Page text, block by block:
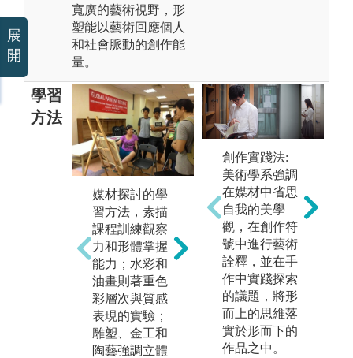
寬廣的藝術視野，形
塑能以藝術回應個人
和社會脈動的創作能
量。
學習
方法
媒材探討的學
習方法，素描
課程訓練觀察
力和形體掌握
能力；水彩和
油畫則著重色
彩層次與質感
表現的實驗；
雕塑、金工和
陶藝強調立體
創作作品實踐
著重於從基礎
到進階的實務
操作歷程，透
過持續的藝術
探索與技法應
用，從中學習
個人化作品語
彙，建立屬於
自己的藝術風
創作實踐法:
美術學系強調
在媒材中省思
自我的美學
觀，在創作符
號中進行藝術
詮釋，並在手
作中實踐探索
的議題，將形
而上的思維落
實於形而下的
作品之中。
展
開